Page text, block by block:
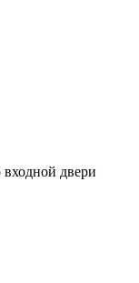
входной двери